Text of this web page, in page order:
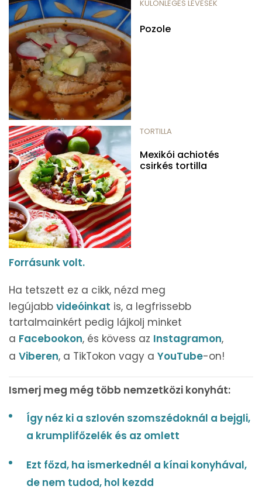
KÜLÖNLEGES LEVESEK
Pozole
TORTILLA
Mexikói achiotés
csirkés tortilla
Forrásunkvolt.
Ha tetszett ez a cikk, nézd meg
legújabb videóinkat is, a legfrissebb
tartalmainkért pedig lájkolj minket
a Facebookon, és kövess az Instagramon,
a Viberen, a TikTokon vagy a YouTube-on!
Ismerj meg még több nemzetközi konyhát:
Így néz ki a szlovén szomszédoknál a bejgli,
a krumplifőzelék és az omlett
Ezt főzd, ha ismerkednél a kínai konyhával,
de nem tudod, hol kezdd